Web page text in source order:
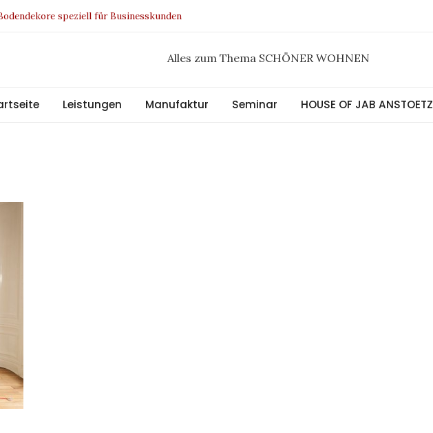
speziell für Businesskunden
DUETTE-Wabenplissee Kollektion
IP sind jetzt klimaneutral
Alles zum Thema SCHÖNER WOHNEN
Leistungen Manufaktur Seminar HOUSE OF JAB ANSTOETZ